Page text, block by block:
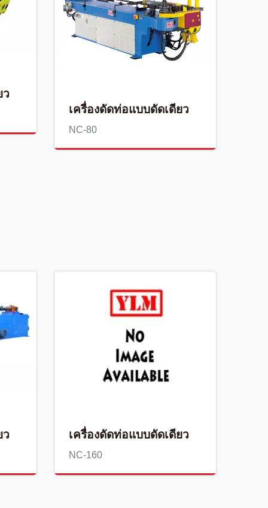
เครื่องดัดท่อแบบดัดเดียว
NC-80
เครื่องดัดท่อแบบดัดเดียว
NC-160